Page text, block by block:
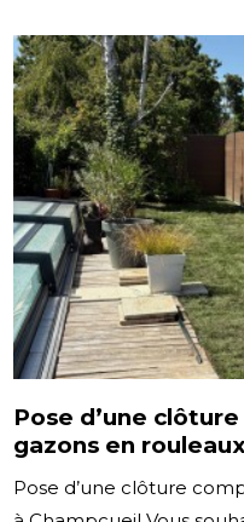
Pose d’une
gazons en
Pose d’une clôture